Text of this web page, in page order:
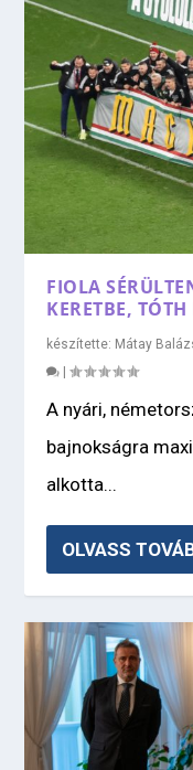
FIOLA
KERETBE,
készítette: Mátay
|
A nyári,
bajnokságra
alkotta...
OLVASS